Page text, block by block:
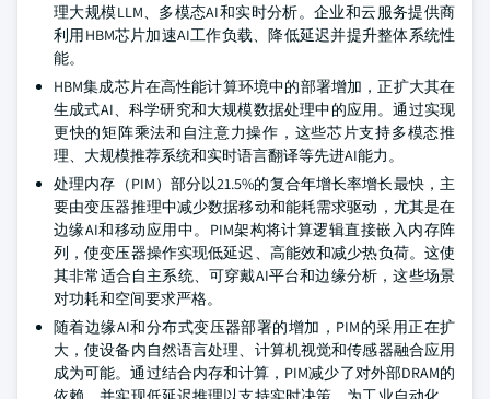
理大规模LLM、多模态AI和实时分析。企业和云服务提供商
利用HBM芯片加速AI工作负载、降低延迟并提升整体系统性
能。
HBM集成芯片在高性能计算环境中的部署增加，正扩大其在
生成式AI、科学研究和大规模数据处理中的应用。通过实现
更快的矩阵乘法和自注意力操作，这些芯片支持多模态推
理、大规模推荐系统和实时语言翻译等先进AI能力。
处理内存（PIM）部分以21.5%的复合年增长率增长最快，主
要由变压器推理中减少数据移动和能耗需求驱动，尤其是在
边缘AI和移动应用中。PIM架构将计算逻辑直接嵌入内存阵
列，使变压器操作实现低延迟、高能效和减少热负荷。这使
其非常适合自主系统、可穿戴AI平台和边缘分析，这些场景
对功耗和空间要求严格。
随着边缘AI和分布式变压器部署的增加，PIM的采用正在扩
大，使设备内自然语言处理、计算机视觉和传感器融合应用
成为可能。通过结合内存和计算，PIM减少了对外部DRAM的